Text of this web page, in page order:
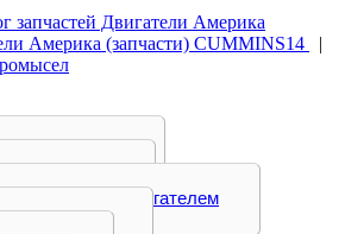
запчастей Двигатели Америка
Америка (запчасти) CUMMINS14
|
управления двигателем